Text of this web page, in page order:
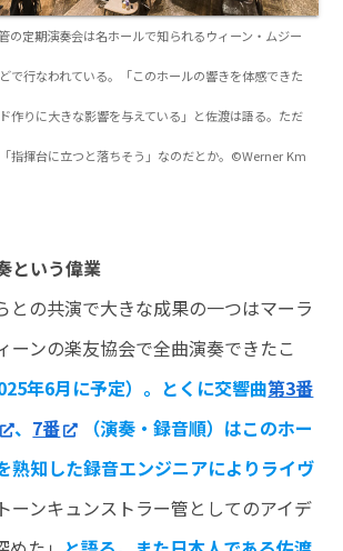
の定期演奏会は名ホールで知られるウィーン・ムジー
で行なわれている。「このホールの響きを体感できた
作りに大きな影響を与えている」と佐渡は語る。ただ
指揮台に立つと落ちそう」なのだとか。©Werner Km
という偉業
との共演で大きな成果の一つはマーラ
ーンの楽友協会で全曲演奏できたこ
年6月に予定）。 とくに交響曲第3番
、 7番
（演奏・録音順）はこのホー
熟知した録音エンジニアによりライヴ
トーンキュンストラー管としてのアイデ